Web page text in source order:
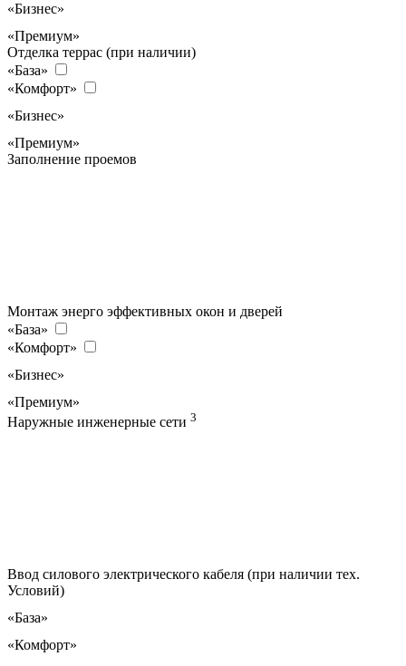
«Бизнес»
«Премиум»
Отделка террас (при наличии)
«База»
«Комфорт»
«Бизнес»
«Премиум»
Заполнение проемов
Монтаж энерго эффективных окон и дверей
«База»
«Комфорт»
«Бизнес»
«Премиум»
Наружные инженерные сети 3
Ввод силового электрического кабеля (при наличии тех.
Условий)
«База»
«Комфорт»